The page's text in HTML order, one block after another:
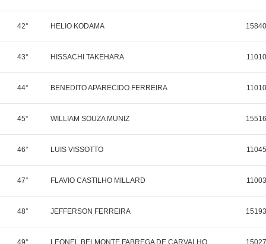
42° HELIO KODAMA
43° HISSACHI TAKEHARA
44° BENEDITO APARECIDO FERREIRA
45° WILLIAM SOUZA MUNIZ
46° LUIS VISSOTTO
47° FLAVIO CASTILHO MILLARD
48° JEFFERSON FERREIRA
49° LEONEL BELMONTE FABREGA DE CARVALHO